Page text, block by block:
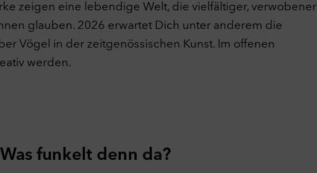
zeigen eine lebendige Welt, die vielfältiger, verwobener
glauben. 2026 erwartet Dich unter anderem die
Vögel in der zeitgenössischen Kunst. Im offenen
werden.
funkelt denn da?
Aus
um Besuchern auf Webseiten zu folgen
Kampagnen zu messen und Anzeigen
Zweck werden Endgeräteinformationen
haben und auf unserer Webseite
Medien von externen Seiten wie bspw.